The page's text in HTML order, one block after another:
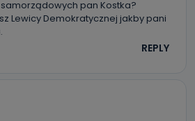
telefonu 62 735-51-05 lub
poczta@tvproart.pl
pan Kostka?
Lewicy Demokratycznej jakby pani
REPLY